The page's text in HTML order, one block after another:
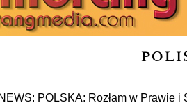
POLSKA: Rozłam w Prawie i